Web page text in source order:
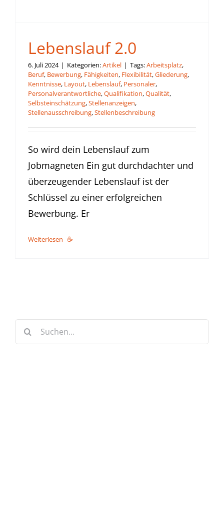
Lebenslauf 2.0
6. Juli 2024 | Kategorien:Artikel | Tags:Arbeitsplatz,
Beruf, Bewerbung, Fähigkeiten, Flexibilität,Gliederung,
Kenntnisse, Layout, Lebenslauf, Personaler,
Personalverantwortliche,Qualifikation,Qualität,
Selbsteinschätzung,Stellenanzeigen,
Stellenausschreibung,Stellenbeschreibung
So wird dein Lebenslauf zum
Jobmagneten Ein gut durchdachter und
überzeugender Lebenslauf ist der
Schlüssel zu einer erfolgreichen
Bewerbung. Er
Weiterlesen
Suche
nach: